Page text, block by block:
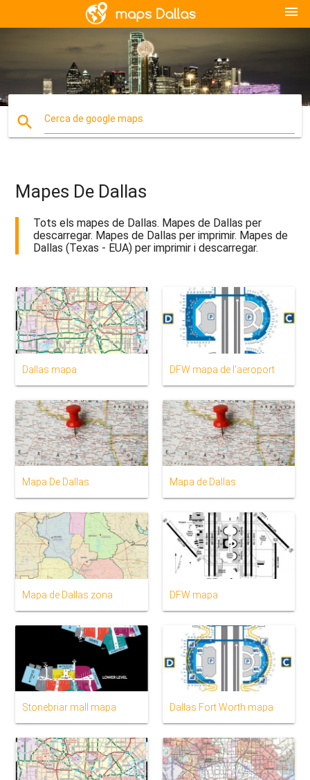
menu
search Cerca de google maps
Mapes De Dallas
Tots els mapes de Dallas. Mapes de Dallas per
descarregar. Mapes de Dallas per imprimir. Mapes de
Dallas (Texas - EUA) per imprimir i descarregar.
Dallas mapa DFW mapa de l'aeroport
Mapa De Dallas Mapa de Dallas
Mapa de Dallas zona DFW mapa
Stonebriar mall mapa Dallas Fort Worth mapa